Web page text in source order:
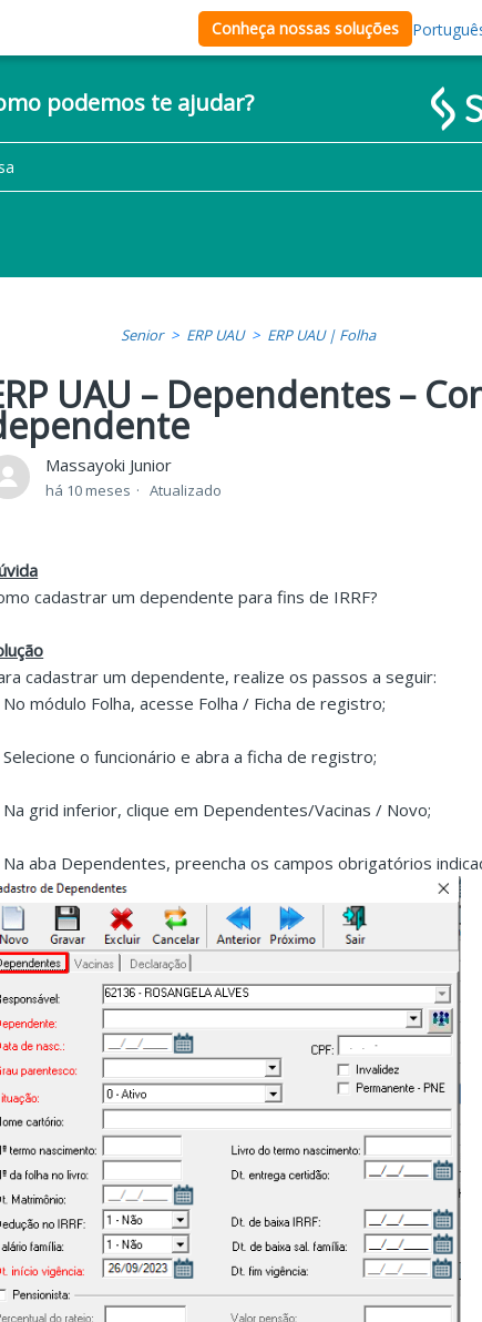
Conheça nossas soluções
podemos te ajudar?
Senior ERP UAU ERP UAU | Folha
UAU – Dependentes –
Massayoki Junior
há 10 meses Atualizado
cadastrar um dependente para fins de IRRF?
cadastrar um dependente, realize os passos a seguir:
No módulo Folha, acesse Folha / Ficha de registro;
Selecione o funcionário e abra a ficha de registro;
Na grid inferior, clique em Dependentes/Vacinas / Novo;
Na aba Dependentes, preencha os campos obrigatórios